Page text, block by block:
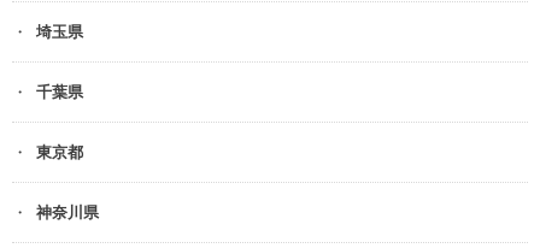
埼玉県
千葉県
東京都
神奈川県